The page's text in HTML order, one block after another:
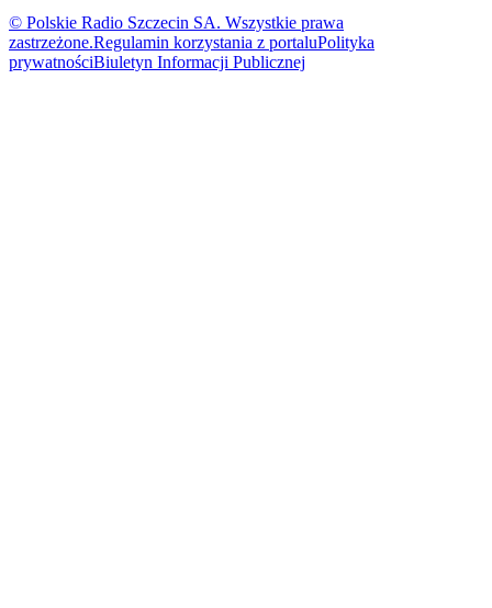
© Polskie Radio Szczecin SA. Wszystkie prawa
zastrzeżone.Regulamin korzystania z portaluPolityka
prywatnościBiuletyn Informacji Publicznej